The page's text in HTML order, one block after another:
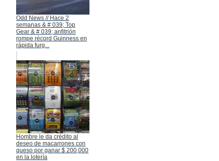
Odd News // Hace 2
semanas & # 039; Top
Gear & # 039; anfitrión
rompe récord Guinness en
rápida furg...
Hombre le da crédito al
deseo de macarrones con
queso por ganar $ 200,000
en la lotería